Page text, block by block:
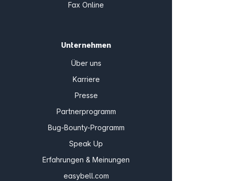
Fax Online
Unternehmen
Über uns
Karriere
Presse
Partnerprogramm
Bug-Bounty-Programm
Speak Up
Erfahrungen & Meinungen
easybell.com